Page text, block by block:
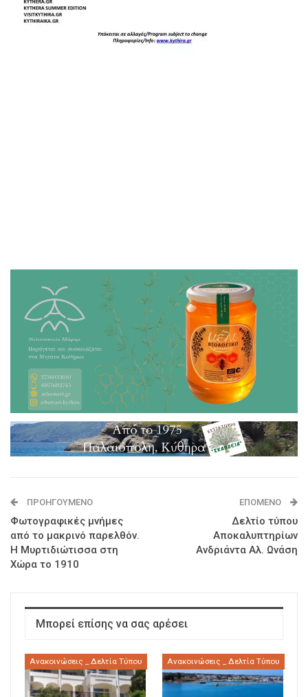
ΠΡΟΗΓΟΎΜΕΝΟ
Φωτογραφικές μνήμες
από το μακρινό παρελθόν.
Η Μυρτιδιώτισσα στη
Χώρα το 1910
ΕΠΌΜΕΝΟ
Δελτίο τύπου
Αποκαλυπτηρίων
Ανδριάντα Αλ. Ωνάση
Μπορεί επίσης να σας αρέσει
Ανακοινώσεις _ Δελτία Τύπου Ανακοινώσεις _ Δελτία Τύπου